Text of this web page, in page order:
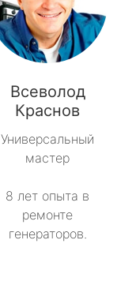
Всеволод
Краснов
Универсальный
мастер
8 лет опыта в
ремонте
генераторов.